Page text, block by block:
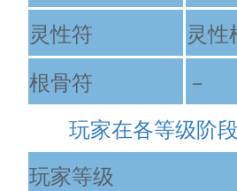
灵性符
灵性
根骨符
－
玩家在各等级阶
玩家等级